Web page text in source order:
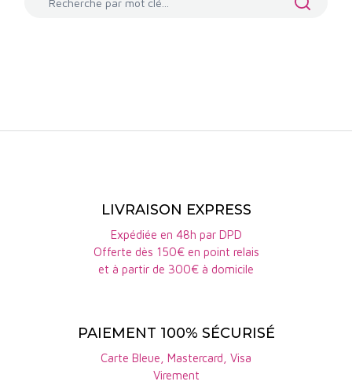
LIVRAISON EXPRESS
Expédiée en 48h par DPD
Offerte dès 150€ en point relais
et à partir de 300€ à domicile
PAIEMENT 100% SÉCURISÉ
Carte Bleue, Mastercard, Visa
Virement